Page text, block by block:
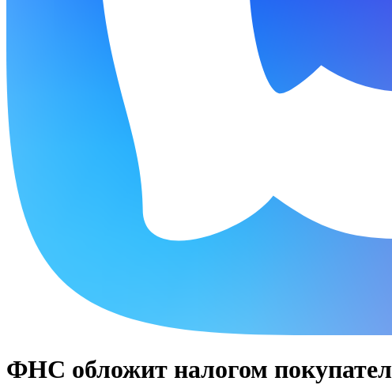
ФНС обложит налогом